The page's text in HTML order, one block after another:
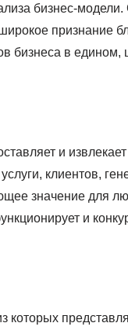
бизнес-
признание
бизнеса в едином,
и
клиентов,
значение для
и
которых